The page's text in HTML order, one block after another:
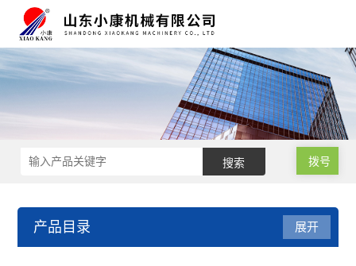
拨号
产品目录 展开